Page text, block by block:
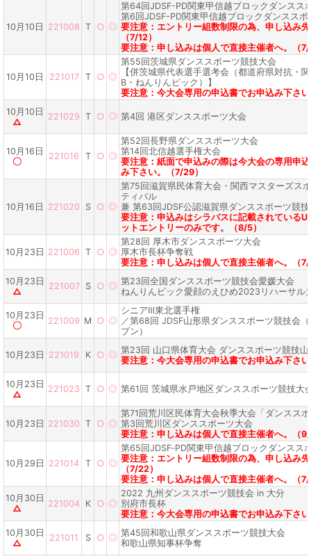
10月10日 221008 T ○ ◎
第64回JDSF-PD関東甲信越ブロックダンスス
第6回JDSF-PD関東甲信越ブロックダンススポ
要注意：エントリー組数制限の為、申し込み
（7/12）
要注意：申し込みは個人で直接主催者へ。（
10月10日 221017 T ○ ◎
第55回茨城県ダンススポーツ競技大会
【併茨城県代表選手選考会（都道府県対抗・
B・ねんりんピック）】
要注意：今大会専用の申込書でお申込み下さ
10月10日
△
221029 T ○ ◎ 第4回 港区ダンススポーツ大会
10月16日
〇
221016 T ○ ◎
第52回長野県ダンススポーツ大会
第14回北信越選手権大会
要注意：紙面で申込みの際は今大会の専用申
み下さい。（7/29）
10月16日 221020 S ○ ◎
第75回滋賀県民体育大会・関西マスターズス
ティバル
兼 第63回JDSF公認滋賀県ダンススポーツ競
要注意：申込みはシラバスに記載されている
ットエントリーのみです。（8/5）
10月23日 221006 T ○ ◎
第28回 厚木市ダンススポーツ大会
厚木市長杯争奪戦
要注意：申し込みは個人で直接主催者へ。（7/
10月23日
△
221007 S ○ ◎ 第23回全国ダンススポーツ競技会愛媛大会
ねんりんピック愛顔のえひめ2023リハーサル
10月23日
〇
221009 M ○ ◎
シニアⅢ東北選手権
／第68回 JDSF山形県ダンススポーツ競技会
プン）
10月23日 221019 K ○ ◎ 第23回 山口県体育大会 ダンススポーツ競技山
要注意：今大会専用の申込書でお申込み下さ
10月23日
△
221023 T ○ ◎ 第61回 茨城県水戸地区ダンススポーツ競技大
10月23日 221030 T ○ ◎
第71回荒川区民体育大会秋季大会「ダンスス
第3回荒川区ダンススポーツ大会
要注意：申し込みは個人で直接主催者へ。（
10月29日 221014 T ○ ◎
第65回JDSF‐PD関東甲信越ブロックダンスス
要注意：エントリー組数制限の為、申し込み
（7/22）
要注意：申し込みは個人で直接主催者へ。（
10月30日
△
221004 K ○ ◎
2022 九州ダンススポーツ競技会 in 大分
別府市長杯
要注意：今大会専用の申込書でお申込み下さ
10月30日
△
221011 S ○ ◎ 第45回和歌山県ダンススポーツ競技大会
和歌山県知事杯争奪